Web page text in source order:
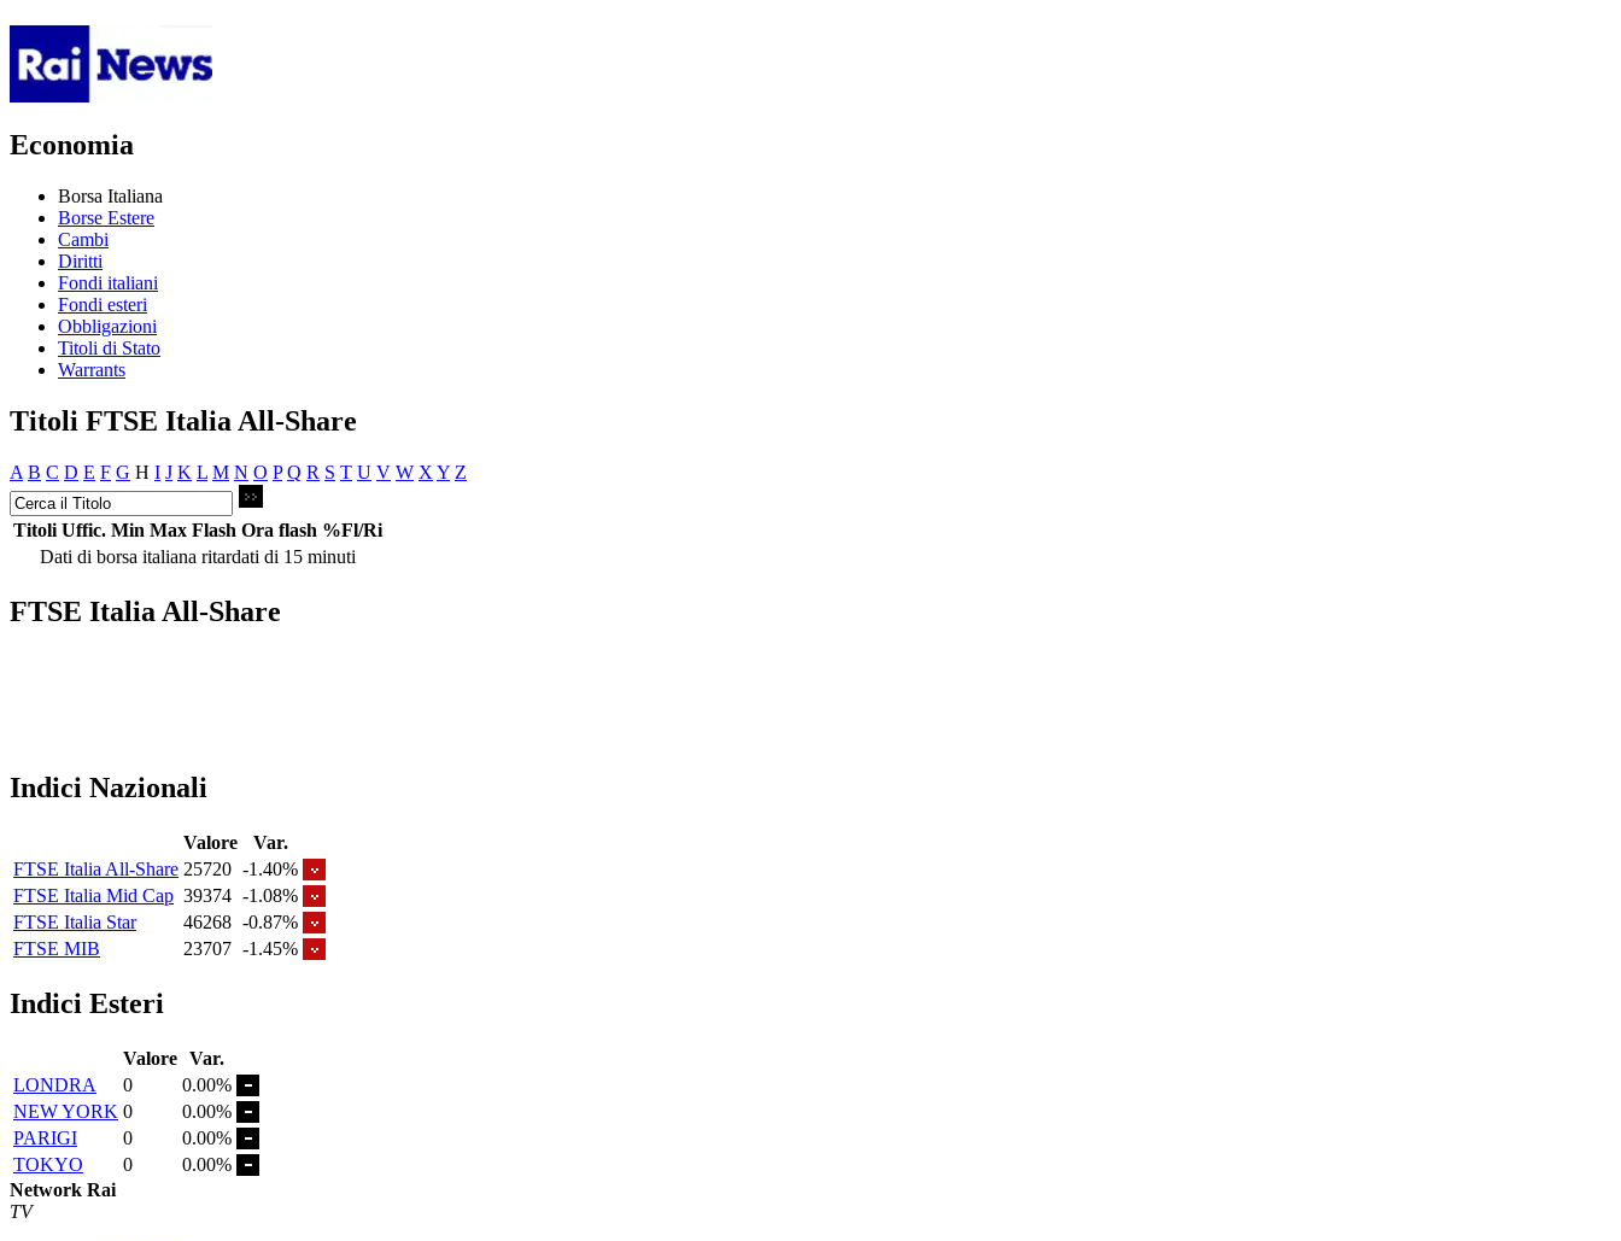
Economia
Borsa Italiana
Borse Estere
Cambi
Diritti
Fondi italiani
Fondi esteri
Obbligazioni
Titoli di Stato
Warrants
Titoli FTSE Italia All-Share
A B C D E F G H I J K L M N O P Q R S T U V W X Y Z
Titoli Uffic. Min Max Flash Ora flash %Fl/Ri
Dati di borsa italiana ritardati di 15 minuti
FTSE Italia All-Share
Indici Nazionali
Valore
Var.
FTSE Italia All-Share 25720 -1.40%
FTSE Italia Mid Cap 39374 -1.08%
FTSE Italia Star
46268 -0.87%
FTSE MIB
23707 -1.45%
Indici Esteri
Valore Var.
LONDRA
0
0.00%
NEW YORK 0
0.00%
PARIGI
0
0.00%
TOKYO
0
0.00%
Network Rai
TV